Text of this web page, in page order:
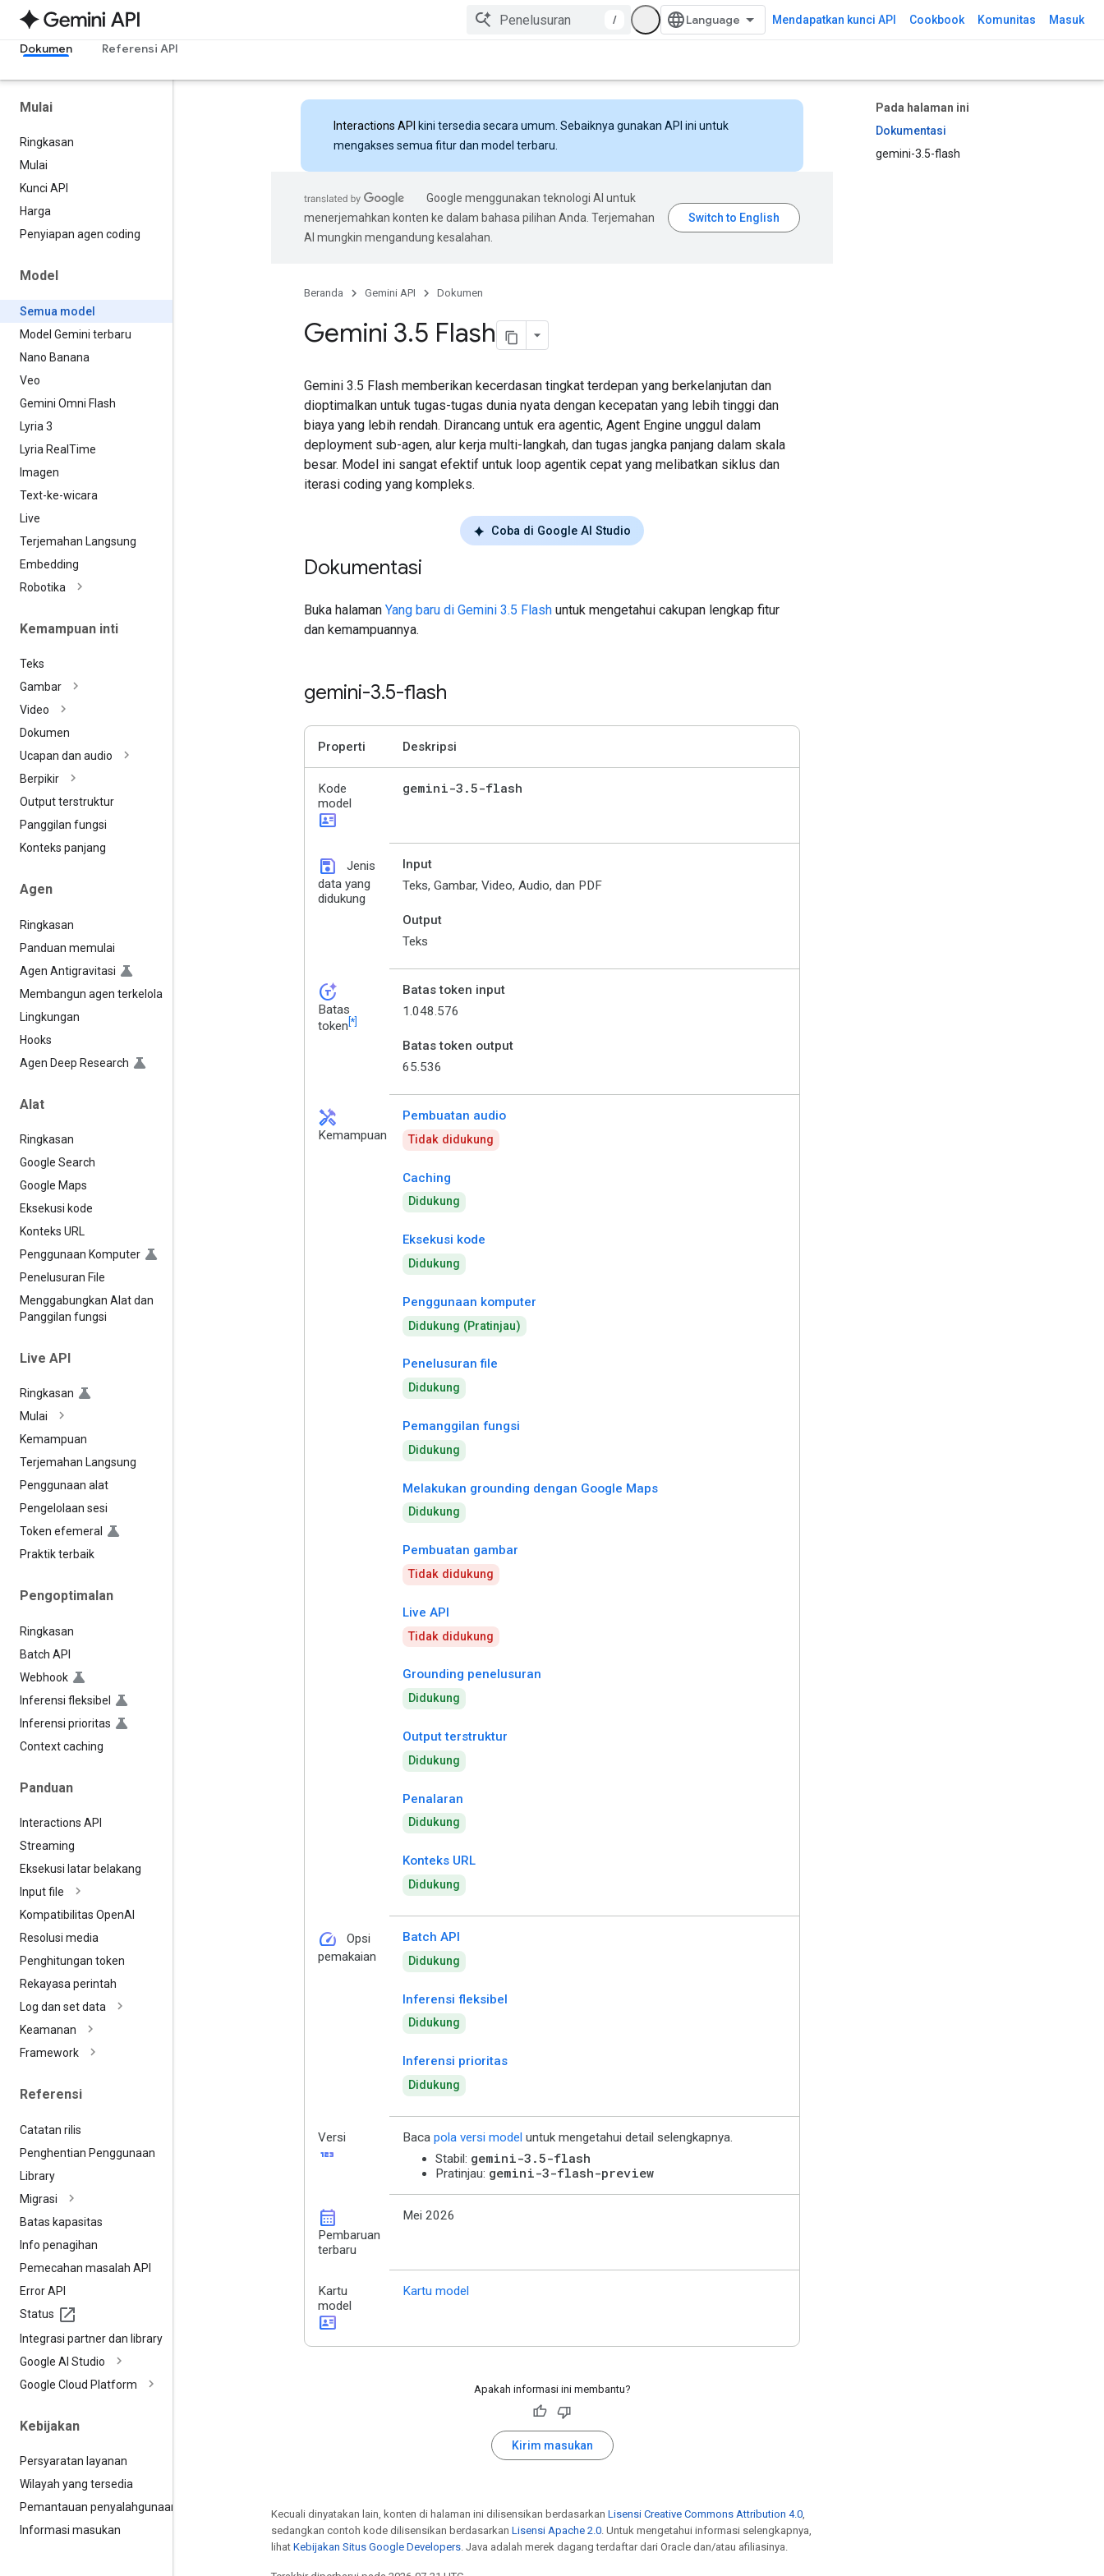
/ Mendapatkan kunci API Cookbook Komunitas Masuk
Dokumen Referensi API
Mulai
Ringkasan
Mulai
Kunci API
Harga
Penyiapan agen coding
Model
Semua model
Model Gemini terbaru
Nano Banana
Veo
Gemini Omni Flash
Lyria 3
Lyria Real Time
Imagen
Text-ke-wicara
Live
Terjemahan Langsung
Embedding
Robotika
Kemampuan inti
Teks
Gambar
Video
Dokumen
Ucapan dan audio
Berpikir
Output terstruktur
Panggilan fungsi
Konteks panjang
Agen
Ringkasan
Panduan memulai
Agen Antigravitasi
Membangun agen terkelola
Lingkungan
Hooks
Agen Deep Research
Alat
Ringkasan
Google Search
Google Maps
Eksekusi kode
Konteks URL
Penggunaan Komputer
Penelusuran File
Menggabungkan Alat dan
Panggilan fungsi
Live API
Ringkasan
Mulai
Kemampuan
Terjemahan Langsung
Penggunaan alat
Pengelolaan sesi
Token efemeral
Praktik terbaik
Pengoptimalan
Ringkasan
Batch API
Webhook
Inferensi fleksibel
Inferensi prioritas
Context caching
Panduan
Interactions API
Streaming
Eksekusi latar belakang
Input file
Kompatibilitas OpenAI
Resolusi media
Penghitungan token
Rekayasa perintah
Log dan set data
Keamanan
Framework
Referensi
Catatan rilis
Penghentian Penggunaan
Library
Migrasi
Batas kapasitas
Info penagihan
Pemecahan masalah API
Error API
Status
Integrasi partner dan library
Google AI Studio
Google Cloud Platform
Kebijakan
Persyaratan layanan
Wilayah yang tersedia
Pemantauan penyalahgunaan
Informasi masukan
Pada halaman ini
Dokumentasi
gemini-3.5-flash
Interactions API kini tersedia secara umum. Sebaiknya gunakan API ini untuk
mengakses semua fitur dan model terbaru.
Google menggunakan teknologi AI untuk
menerjemahkan konten ke dalam bahasa pilihan Anda. Terjemahan
AI mungkin mengandung kesalahan.
Beranda Gemini API Dokumen
Gemini 3.5 Flash
Gemini 3.5 Flash memberikan kecerdasan tingkat terdepan yang berkelanjutan dan
dioptimalkan untuk tugas-tugas dunia nyata dengan kecepatan yang lebih tinggi dan
biaya yang lebih rendah. Dirancang untuk era agentic, Agent Engine unggul dalam
deployment sub-agen, alur kerja multi-langkah, dan tugas jangka panjang dalam skala
besar. Model ini sangat efektif untuk loop agentik cepat yang melibatkan siklus dan
iterasi coding yang kompleks.
Coba di Google AI Studio
Dokumentasi
Buka halaman Yang baru di Gemini 3.5 Flash untuk mengetahui cakupan lengkap fitur
dan kemampuannya.
gemini-3.5-flash
Properti Deskripsi
Kode
model
id_card
gemini-3 .5-flash
save
Jenis
data yang
didukung
Input
Teks, Gambar, Video, Audio, dan PDF
Output
Teks
token_auto
Batas
token [*]
Batas token input
1.048.576
Batas token output
65.536
handyman
Kemampuan
Pembuatan audio
Tidak didukung
Caching
Didukung
Eksekusi kode
Didukung
Penggunaan komputer
Didukung (Pratinjau)
Penelusuran file
Didukung
Pemanggilan fungsi
Didukung
Melakukan grounding dengan Google Maps
Didukung
Pembuatan gambar
Tidak didukung
Live API
Tidak didukung
Grounding penelusuran
Didukung
Output terstruktur
Didukung
Penalaran
Didukung
Konteks URL
Didukung
speed
Opsi
pemakaian
Batch API
Didukung
Inferensi fleksibel
Didukung
Inferensi prioritas
Didukung
Versi
123
Baca pola versi model untuk mengetahui detail selengkapnya.
Stabil: gemini-3.5-flash
Pratinjau: gemini-3-flash-preview
calendar_month
Pembaruan
terbaru
Mei 2026
Kartu
model
id_card
Kartu model
Apakah informasi ini membantu?
Kirim masukan
Kecuali dinyatakan lain, konten di halaman ini dilisensikan berdasarkan Lisensi Creative Commons Attribution 4.0,
sedangkan contoh kode dilisensikan berdasarkan Lisensi Apache 2.0. Untuk mengetahui informasi selengkapnya,
lihat Kebijakan Situs Google Developers. Java adalah merek dagang terdaftar dari Oracle dan/atau afiliasinya.